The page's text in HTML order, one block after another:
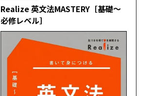
Realize 英文法MASTERY［基礎～
必修レベル］